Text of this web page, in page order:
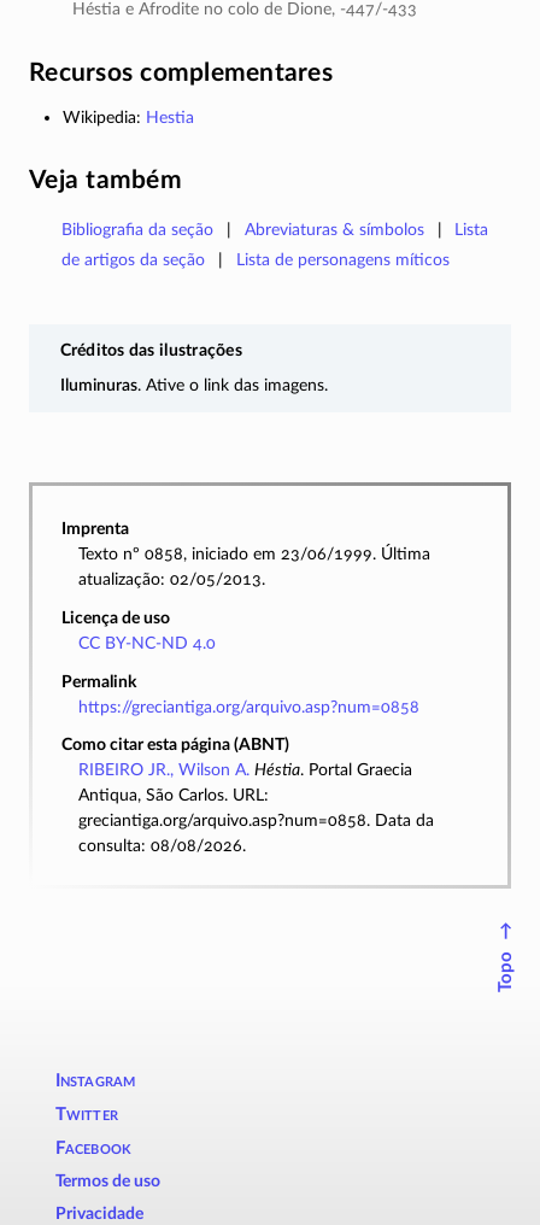
Héstia e Afrodite no colo de Dione, -447/-433
Recursos complementares
Wikipedia: Hestia
Veja também
Bibliografia da seção Abreviaturas & símbolos
Lista
de artigos da seção
Lista de personagens míticos
Créditos das ilustrações
Iluminuras. Ative o link das imagens.
Imprenta
Texto nº 0858, iniciado em 23/06/1999. Última
atualização: 02/05/2013.
Licença de uso
CC BY-NC-ND 4.0
Permalink
https://greciantiga.org/arquivo.asp?num=0858
Como citar esta página (ABNT)
RIBEIRO JR., Wilson A. Héstia. Portal Graecia
Antiqua, São Carlos. URL:
greciantiga.org/arquivo.asp?num=0858. Data da
consulta: 08/08/2026.
↑
Topo
Instagram
Twitter
Facebook
Termos de uso
Privacidade